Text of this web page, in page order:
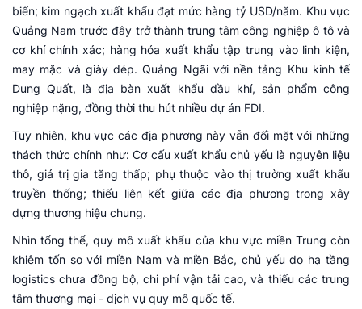
biến; kim ngạch xuất khẩu đạt mức hàng tỷ USD/năm. Khu vực
Quảng Nam trước đây trở thành trung tâm công nghiệp ô tô và
cơ khí chính xác; hàng hóa xuất khẩu tập trung vào linh kiện,
may mặc và giày dép. Quảng Ngãi với nền tảng Khu kinh tế
Dung Quất, là địa bàn xuất khẩu dầu khí, sản phẩm công
nghiệp nặng, đồng thời thu hút nhiều dự án FDI.
Tuy nhiên, khu vực các địa phương này vẫn đối mặt với những
thách thức chính như: Cơ cấu xuất khẩu chủ yếu là nguyên liệu
thô, giá trị gia tăng thấp; phụ thuộc vào thị trường xuất khẩu
truyền thống; thiếu liên kết giữa các địa phương trong xây
dựng thương hiệu chung.
Nhìn tổng thể, quy mô xuất khẩu của khu vực miền Trung còn
khiêm tốn so với miền Nam và miền Bắc, chủ yếu do hạ tầng
logistics chưa đồng bộ, chi phí vận tải cao, và thiếu các trung
tâm thương mại - dịch vụ quy mô quốc tế.